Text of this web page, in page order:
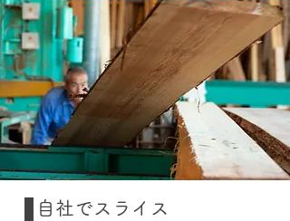
自社でスライス